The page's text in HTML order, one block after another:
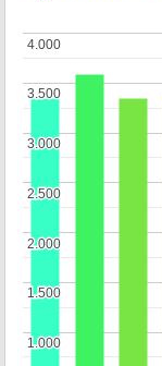
1.000
1.000
1.500
1.500
2.000
2.000
2.500
2.500
3.000
3.000
3.500
3.500
4.000
4.000